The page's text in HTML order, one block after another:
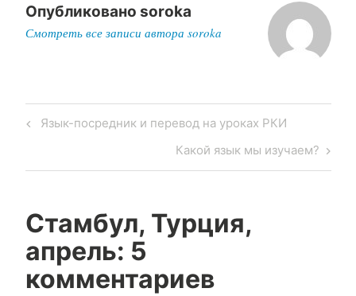
Опубликовано soroka
Смотреть все записи автора soroka
Post
Previous
Язык-посредник и перевод на уроках РКИ
Next
Post
Какой язык мы изучаем?
Стамбул, Турция,
апрель: 5
комментариев